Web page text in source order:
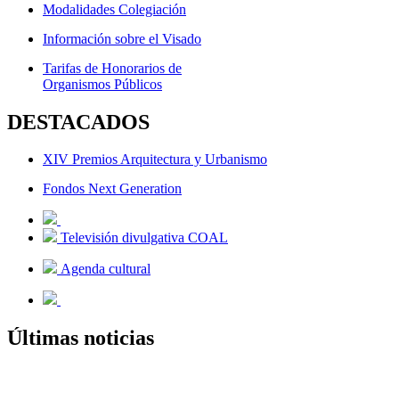
Modalidades Colegiación
Información sobre el Visado
Tarifas de Honorarios de
Organismos Públicos
DESTACADOS
XIV Premios Arquitectura y Urbanismo
Fondos Next Generation
Televisión divulgativa COAL
Agenda cultural
Últimas noticias